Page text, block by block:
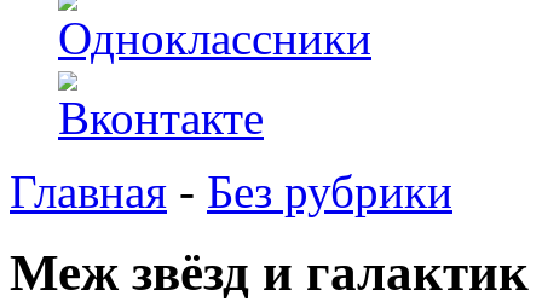
Главная - Без рубрики
Меж звёзд и галактик